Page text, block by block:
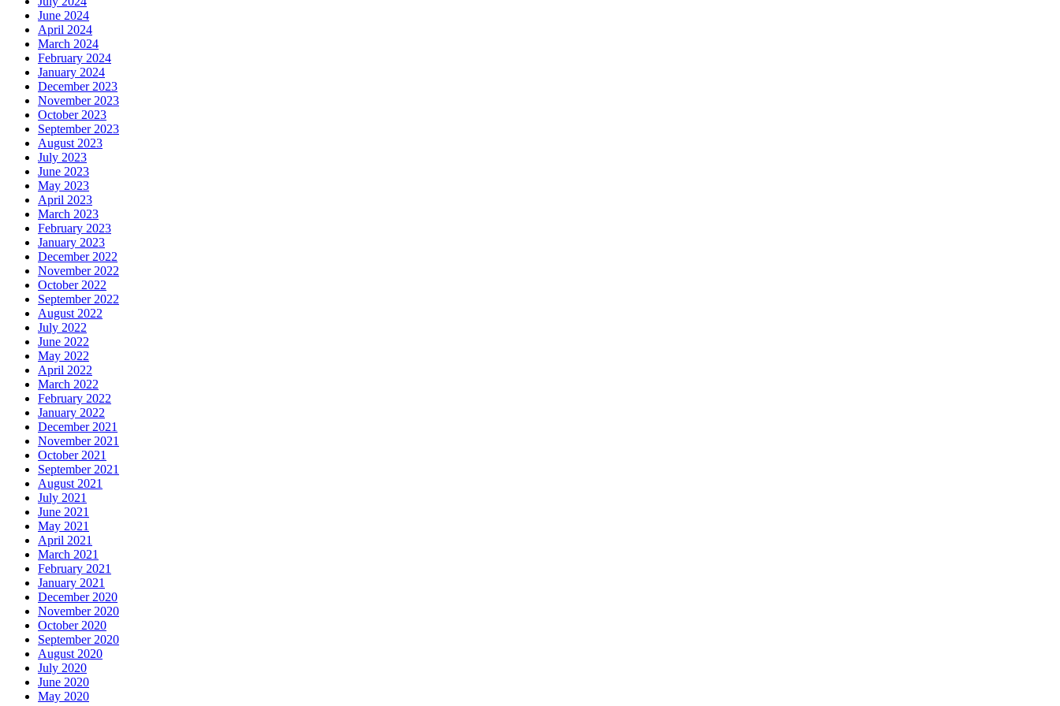
June 2024
April 2024
March 2024
February 2024
January 2024
December 2023
November 2023
October 2023
September 2023
August 2023
July 2023
June 2023
May 2023
April 2023
March 2023
February 2023
January 2023
December 2022
November 2022
October 2022
September 2022
August 2022
July 2022
June 2022
May 2022
April 2022
March 2022
February 2022
January 2022
December 2021
November 2021
October 2021
September 2021
August 2021
July 2021
June 2021
May 2021
April 2021
March 2021
February 2021
January 2021
December 2020
November 2020
October 2020
September 2020
August 2020
July 2020
June 2020
May 2020